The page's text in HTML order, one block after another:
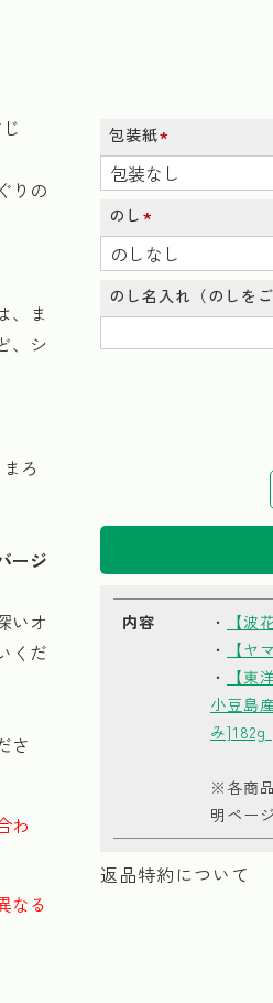
りの
、ま
、シ
ろ
ージ
いオ
くだ
さ
わ
なる
包装紙
(必
須)
のし
(必
須)
のし名入れ（のしを
内容 ・ 【波
・
【
・
【東
小豆島
み]182g
※各商
明ペー
返品特約について